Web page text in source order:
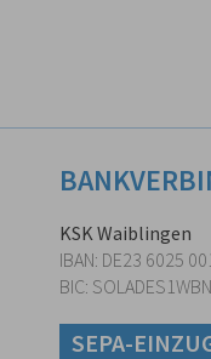
KSK Waiblingen
IBAN: DE23 6025
BIC: SOLADES1WBN
SEPA-